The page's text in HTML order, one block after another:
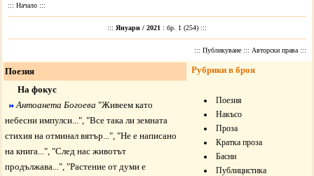
::: Начало :::
::: Януари / 2021 : бр. 1 (254) :::
::: Публикуване ::: Авторски права :::
Поезия
На фокус
Антоанета Богоева "Живеем като
небесни импулси...", "Все така ли земната
стихия на отминал вятър...", "Не е написано
на книга...", "След нас животът
продължава...", "Растение от думи е
Рубрики в броя
Поезия
Накъсо
Проза
Кратка проза
Басни
Публицистика